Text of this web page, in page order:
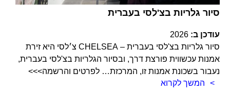
סיור גלריות בצ'לסי בעברית
עודכן ב: 2026
סיור גלריות בצ'לסי בעברית – CHELSEA צ׳לסי היא זירת
אמנות עכשווית פורצת דרך, ובסיור הגלריות בצ'לסי בעברית,
נעבור בשכונת אמנות זו, המרכזת… לפרטים והרשמה>>>
המשך לקרוא